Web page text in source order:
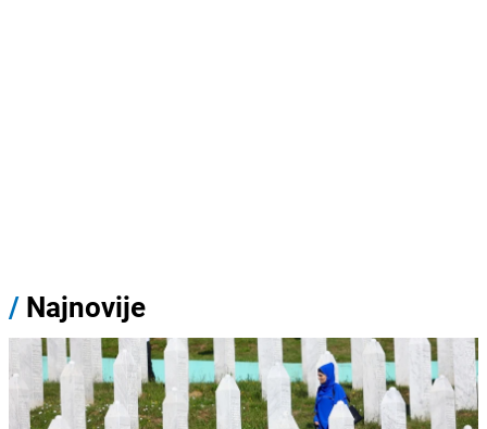
/ Najnovije